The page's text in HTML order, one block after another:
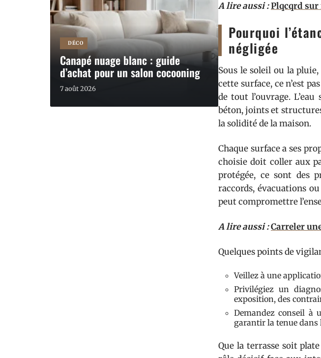
DÉCO
Canapé nuage blanc : guide
d’achat pour un salon cocooning
7 août 2026
A lire aussi :Plqcqrd sur
Pourquoi
négligée
Sous le soleil ou la
cette surface, ce n’est
de tout l’ouvrage.
béton, joints et
la solidité de la maison.
Chaque surface a ses
choisie doit coller aux
protégée, ce sont des
raccords, évacuations
peut compromettre
A lire aussi :Carreler
Quelques points de
Veillez à une
Privilégiez un
exposition, des
Demandez conseil à
garantir la tenue dans
Que la terrasse soit